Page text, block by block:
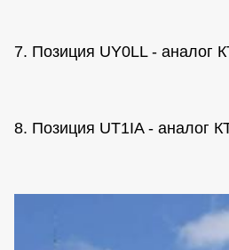
7. Позиция UY0LL - аналог
8. Позиция UT1IA - аналог